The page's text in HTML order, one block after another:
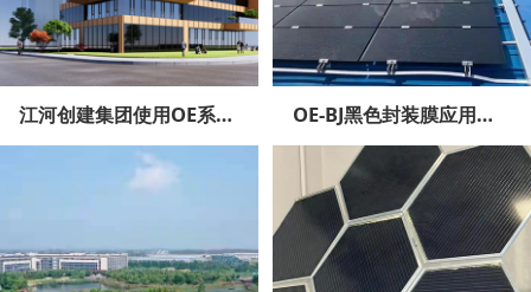
江河创建集团使用OE系列胶膜生产的组件应用到“首钢774项目（首钢园区774负碳楼）” OE-BJ黑色封装膜应用在江苏泰州海陵区新能源产业园的“零碳示范社区”项目